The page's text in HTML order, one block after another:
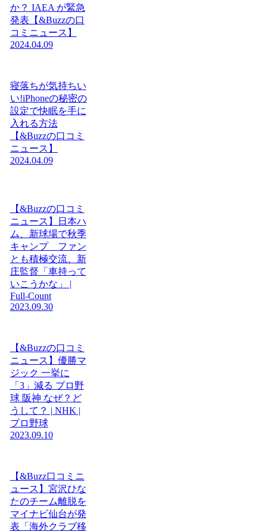
か？ IAEA が緊急
発表【&Buzzの口
コミニュース】
2024.04.09
寝落ちが気持ちい
い!iPhoneの秘密の
設定で快眠を手に
入れる方法
【&Buzzの口コミ
ニュース】
2024.04.09
【&Buzzの口コミ
ニュース】日本ハ
ム、新球場で秋季
キャンプ ファン
とも積極交流、新
庄監督「車持って
いこうかな」 |
Full-Count
2023.09.30
【&Buzzの口コミ
ニュース】優勝マ
ジック 一挙に
「3」減る プロ野
球 阪神 なぜ？ど
うして？ | NHK |
プロ野球
2023.09.10
【&Buzz口コミニ
ュース】宮沢ひな
たのチーム離脱を
マイナビ仙台が発
表「海外クラブ移